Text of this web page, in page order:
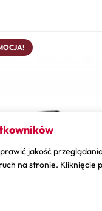
jakość
na stronie. Kliknięcie